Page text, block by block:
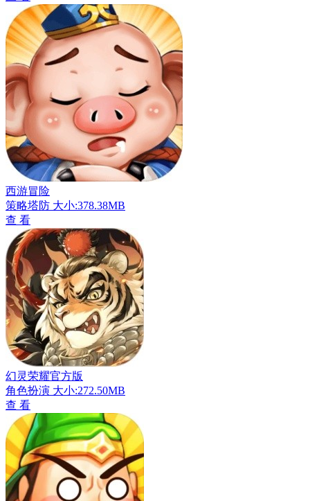
西游冒险
策略塔防 大小:378.38MB
查 看
幻灵荣耀官方版
角色扮演 大小:272.50MB
查 看